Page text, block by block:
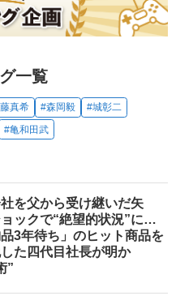
一覧
真希 #森岡毅
#城彰二
#亀和田武
を父から受け継いだ矢
ックで“絶望的状況”に…
3年待ち」のヒット商品を
た四代目社長が明か
”